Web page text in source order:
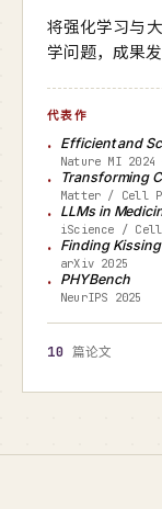
将强化学习与
学问题，成果
代表作
Efficient and
Nature MI 2024
Transforming
Matter / Cell
LLMs in
iScience / Cell
Finding
arXiv 2025
PHYBench
NeurIPS 2025
10 篇论文